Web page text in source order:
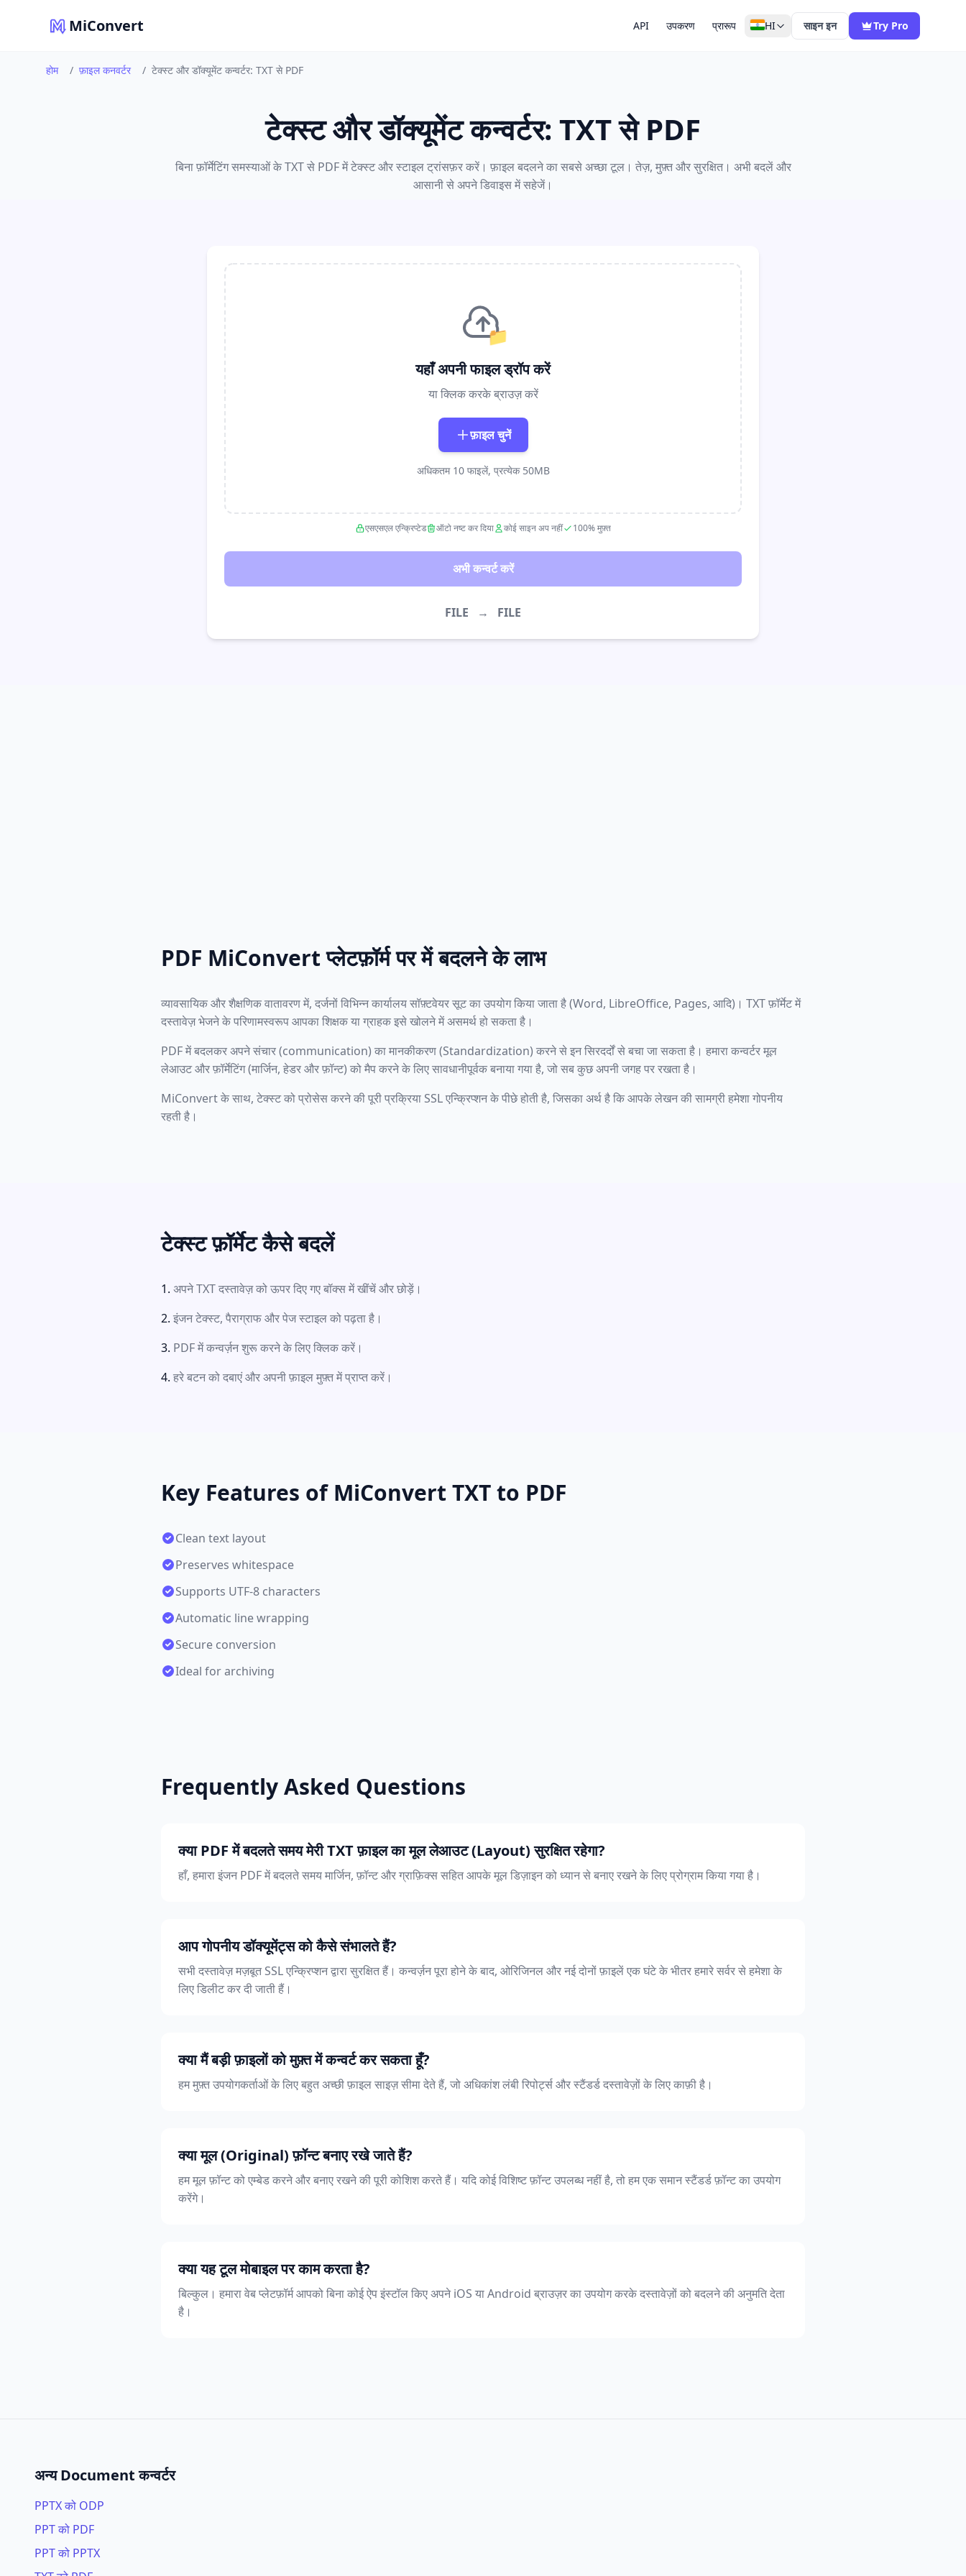
MiConvert API उपकरण प्रारूप HI साइन इन Try Pro
होम / फ़ाइल कनवर्टर / टेक्स्ट और डॉक्यूमेंट कन्वर्टर: TXT से PDF
टेक्स्ट और डॉक्यूमेंट कन्वर्टर: TXT से PDF
बिना फ़ॉर्मेटिंग समस्याओं के TXT से PDF में टेक्स्ट और स्टाइल ट्रांसफ़र करें। फ़ाइल बदलने का सबसे अच्छा टूल। तेज़, मुफ़्त और सुरक्षित। अभी बदलें और
आसानी से अपने डिवाइस में सहेजें।
📁
यहाँ अपनी फाइल ड्रॉप करें
या क्लिक करके ब्राउज़ करें
फ़ाइल चुनें
अधिकतम 10 फाइलें, प्रत्येक 50MB
एसएसएल एन्क्रिप्टेड ऑटो नष्ट कर दिया कोई साइन अप नहीं 100% मुफ़्त
अभी कन्वर्ट करें
FILE → FILE
PDF MiConvert प्लेटफ़ॉर्म पर में बदलने के लाभ
व्यावसायिक और शैक्षणिक वातावरण में, दर्जनों विभिन्न कार्यालय सॉफ़्टवेयर सूट का उपयोग किया जाता है (Word, LibreOffice, Pages, आदि)। TXT फ़ॉर्मेट में
दस्तावेज़ भेजने के परिणामस्वरूप आपका शिक्षक या ग्राहक इसे खोलने में असमर्थ हो सकता है।
PDF में बदलकर अपने संचार (communication) का मानकीकरण (Standardization) करने से इन सिरदर्दों से बचा जा सकता है। हमारा कन्वर्टर मूल
लेआउट और फ़ॉर्मेटिंग (मार्जिन, हेडर और फ़ॉन्ट) को मैप करने के लिए सावधानीपूर्वक बनाया गया है, जो सब कुछ अपनी जगह पर रखता है।
MiConvert के साथ, टेक्स्ट को प्रोसेस करने की पूरी प्रक्रिया SSL एन्क्रिप्शन के पीछे होती है, जिसका अर्थ है कि आपके लेखन की सामग्री हमेशा गोपनीय
रहती है।
टेक्स्ट फ़ॉर्मेट कैसे बदलें
अपने TXT दस्तावेज़ को ऊपर दिए गए बॉक्स में खींचें और छोड़ें।
इंजन टेक्स्ट, पैराग्राफ और पेज स्टाइल को पढ़ता है।
PDF में कन्वर्ज़न शुरू करने के लिए क्लिक करें।
हरे बटन को दबाएं और अपनी फ़ाइल मुफ़्त में प्राप्त करें।
Key Features of MiConvert TXT to PDF
Clean text layout
Preserves whitespace
Supports UTF-8 characters
Automatic line wrapping
Secure conversion
Ideal for archiving
Frequently Asked Questions
क्या PDF में बदलते समय मेरी TXT फ़ाइल का मूल लेआउट (Layout) सुरक्षित रहेगा?
हाँ, हमारा इंजन PDF में बदलते समय मार्जिन, फ़ॉन्ट और ग्राफ़िक्स सहित आपके मूल डिज़ाइन को ध्यान से बनाए रखने के लिए प्रोग्राम किया गया है।
आप गोपनीय डॉक्यूमेंट्स को कैसे संभालते हैं?
सभी दस्तावेज़ मज़बूत SSL एन्क्रिप्शन द्वारा सुरक्षित हैं। कन्वर्ज़न पूरा होने के बाद, ओरिजिनल और नई दोनों फ़ाइलें एक घंटे के भीतर हमारे सर्वर से हमेशा के
लिए डिलीट कर दी जाती हैं।
क्या मैं बड़ी फ़ाइलों को मुफ़्त में कन्वर्ट कर सकता हूँ?
हम मुफ़्त उपयोगकर्ताओं के लिए बहुत अच्छी फ़ाइल साइज़ सीमा देते हैं, जो अधिकांश लंबी रिपोर्ट्स और स्टैंडर्ड दस्तावेज़ों के लिए काफ़ी है।
क्या मूल (Original) फ़ॉन्ट बनाए रखे जाते हैं?
हम मूल फ़ॉन्ट को एम्बेड करने और बनाए रखने की पूरी कोशिश करते हैं। यदि कोई विशिष्ट फ़ॉन्ट उपलब्ध नहीं है, तो हम एक समान स्टैंडर्ड फ़ॉन्ट का उपयोग
करेंगे।
क्या यह टूल मोबाइल पर काम करता है?
बिल्कुल। हमारा वेब प्लेटफ़ॉर्म आपको बिना कोई ऐप इंस्टॉल किए अपने iOS या Android ब्राउज़र का उपयोग करके दस्तावेज़ों को बदलने की अनुमति देता
है।
अन्य Document कन्वर्टर
PPTX को ODP
PPT को PDF
PPT को PPTX